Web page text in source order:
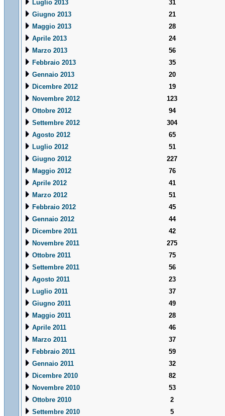
Luglio 2013
31
Giugno 2013
21
Maggio 2013
28
Aprile 2013
24
Marzo 2013
56
Febbraio 2013
35
Gennaio 2013
20
Dicembre 2012
19
Novembre 2012
123
Ottobre 2012
94
Settembre 2012
304
Agosto 2012
65
Luglio 2012
51
Giugno 2012
227
Maggio 2012
76
Aprile 2012
41
Marzo 2012
51
Febbraio 2012
45
Gennaio 2012
44
Dicembre 2011
42
Novembre 2011
275
Ottobre 2011
75
Settembre 2011
56
Agosto 2011
23
Luglio 2011
37
Giugno 2011
49
Maggio 2011
28
Aprile 2011
46
Marzo 2011
37
Febbraio 2011
59
Gennaio 2011
32
Dicembre 2010
82
Novembre 2010
53
Ottobre 2010
2
Settembre 2010
5